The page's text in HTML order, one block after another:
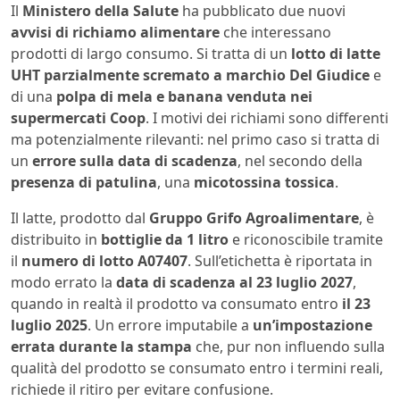
Il Ministero della Salute ha pubblicato due nuovi
avvisi di richiamo alimentare che interessano
prodotti di largo consumo. Si tratta di un lotto di latte
UHT parzialmente scremato a marchio Del Giudice e
di una polpa di mela e banana venduta nei
supermercati Coop. I motivi dei richiami sono differenti
ma potenzialmente rilevanti: nel primo caso si tratta di
un errore sulla data di scadenza, nel secondo della
presenza di patulina, una micotossina tossica.
Il latte, prodotto dal Gruppo Grifo Agroalimentare, è
distribuito in bottiglie da 1 litro e riconoscibile tramite
il numero di lotto A07407. Sull’etichetta è riportata in
modo errato la data di scadenza al 23 luglio 2027,
quando in realtà il prodotto va consumato entro il 23
luglio 2025. Un errore imputabile a un’impostazione
errata durante la stampa che, pur non influendo sulla
qualità del prodotto se consumato entro i termini reali,
richiede il ritiro per evitare confusione.